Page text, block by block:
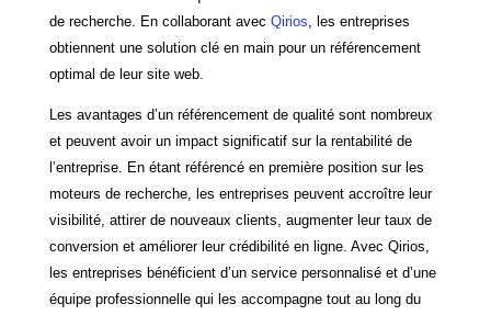
de recherche. En collaborant avec Qirios, les entreprises
obtiennent une solution clé en main pour un référencement
optimal de leur site web.
Les avantages d’un référencement de qualité sont nombreux
et peuvent avoir un impact significatif sur la rentabilité de
l’entreprise. En étant référencé en première position sur les
moteurs de recherche, les entreprises peuvent accroître leur
visibilité, attirer de nouveaux clients, augmenter leur taux de
conversion et améliorer leur crédibilité en ligne. Avec Qirios,
les entreprises bénéficient d’un service personnalisé et d’une
équipe professionnelle qui les accompagne tout au long du